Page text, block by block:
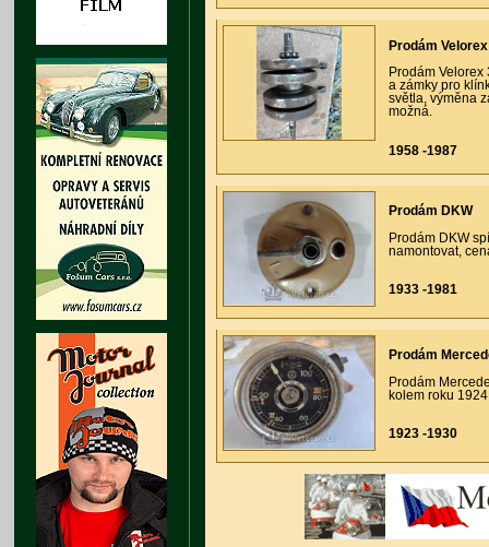
Prodám
Prodám
a zámky pro
světla, výměna
možná.
1958 -1987
Prodám DKW
Prodám DKW
namontovat,
1933 -1981
Prodám
Prodám
kolem roku
1923 -1930